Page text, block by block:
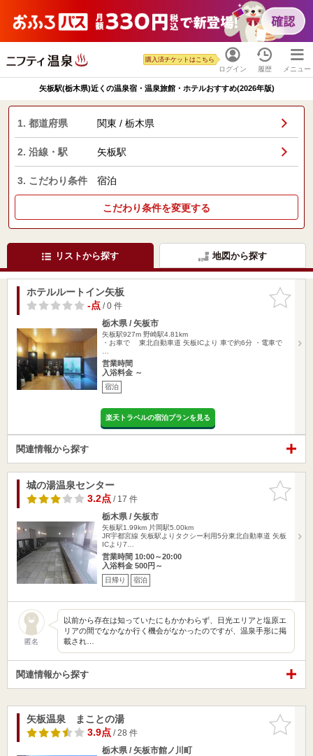
ログイン
購入済チケットはこちら
履歴 メニュー
矢板駅(栃木県)近くの温泉宿・温泉旅館・ホテルおすすめ(2026年版)
1. 都道府県 関東 / 栃木県
2. 沿線・駅 矢板駅
3. こだわり条件 宿泊
こだわり条件を変更する
リストから探す 地図から探す
お気に入
りに追加
ホテルルートイン矢板
-点/ 0 件
栃木県 / 矢板市
矢板駅927m 野崎駅4.81km
・お車で 東北自動車道 矢板ICより 車で約6分 ・電車で
営業時間
入浴料金 ～
宿泊
楽天トラベルの宿泊プランを見る
関連情報から探す
お気に入
りに追加
城の湯温泉センター
3.2点/ 17 件
栃木県 / 矢板市
矢板駅1.99km 片岡駅5.00km
JR宇都宮線 矢板駅よりタクシー利用5分東北自動車道 矢板
ICより7…
営業時間 10:00～20:00
入浴料金 500円～
日帰り 宿泊
匿名
以前から存在は知っていたにもかかわらず、日光エリアと塩原エ
リアの間でなかなか行く機会がなかったのですが、温泉手形に掲
載され…
関連情報から探す
お気に入
りに追加
矢板温泉 まことの湯
3.9点/ 28 件
栃木県 / 矢板市館ノ川町